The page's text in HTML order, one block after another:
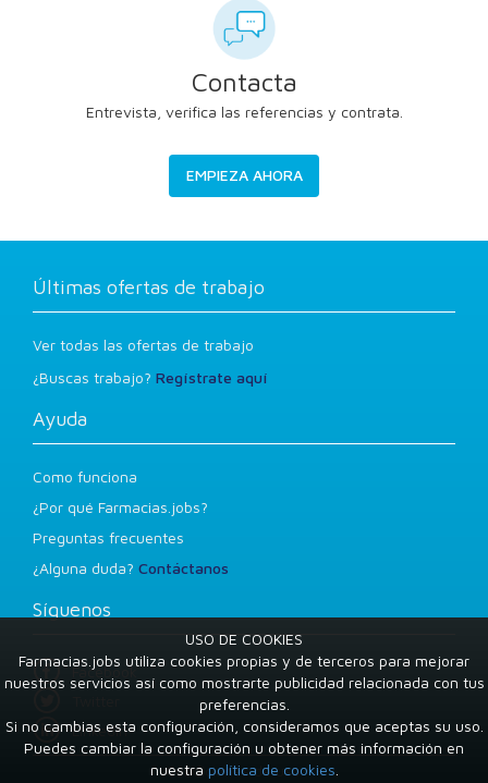
Contacta
Entrevista, verifica las referencias y contrata.
EMPIEZA AHORA
Últimas ofertas de trabajo
Ver todas las ofertas de trabajo
¿Buscas trabajo? Regístrate aquí
Ayuda
Como funciona
¿Por qué Farmacias.jobs?
Preguntas frecuentes
¿Alguna duda? Contáctanos
Síguenos
Facebook
LinkedIn
Condiciones de uso
USO DE COOKIES
Farmacias.jobs utiliza cookies propias y de terceros para mejorar
nuestros servicios así como mostrarte publicidad relacionada con tus
preferencias.
Si no cambias esta configuración, consideramos que aceptas su uso.
Puedes cambiar la configuración u obtener más información en
nuestra política de cookies